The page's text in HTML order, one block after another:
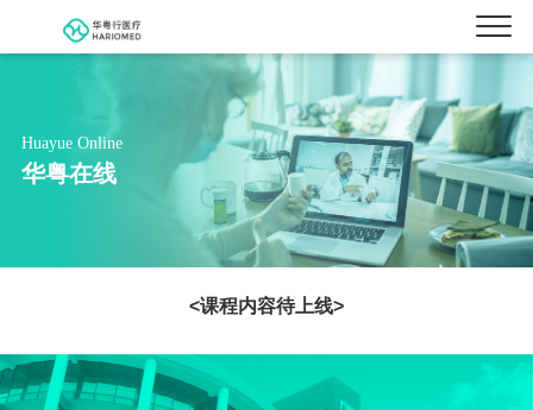
Huayue Online
华粤在线
<课程内容待上线>